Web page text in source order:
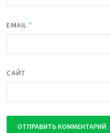
EMAIL *
САЙТ